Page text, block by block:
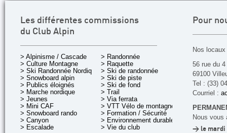
Les différentes commissions
du Club Alpin
> Alpinisme / Cascade
> Culture Montagne
> Ski Randonnée Nordique
> Snowboard alpin
> Publics éloignés
> Marche nordique
> Jeunes
> Mini CAF
> Snowboard rando
> Canyon
> Escalade
> Randonnée
> Raquette
> Ski de randonnée
> Ski de piste
> Ski de fond
> Trail
> Via ferrata
> VTT Vélo de montagne
> Formation / Sécurité
> Environnement durable
> Vie du club
Pour
Nos
56 rue du
69100
Tel : (33)
Courriel :
Nous vous
> le mardi